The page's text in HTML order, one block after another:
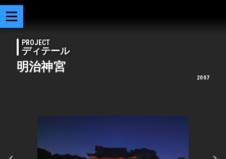
PROJECT
ディテール
明治神宮
2007